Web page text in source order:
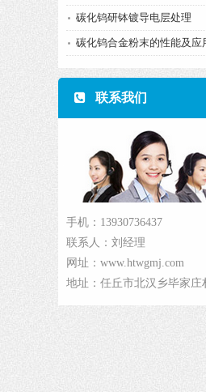
碳化钨研钵镀导电层处理
碳化钨合金粉末的性能及应
联系我们
手机：13930736437
联系人：刘经理
网址：www.htwgmj.com
地址：任丘市北汉乡毕家庄